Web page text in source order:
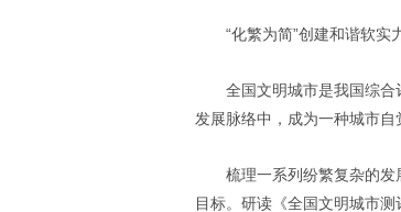
“化繁为简”创建和谐软实
全国文明城市是我国综合
发展脉络中，成为一种城市自
梳理一系列纷繁复杂的发
目标。研读《全国文明城市测